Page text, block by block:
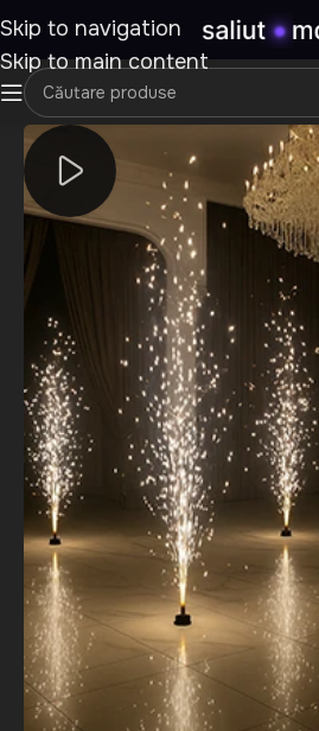
Skip to navigation
Skip to main content